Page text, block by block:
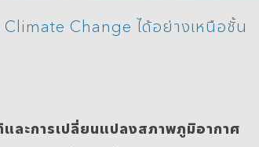
Change ได้อย่างเหนือชั้น
ละการเปลี่ยนแปลงสภาพภูมิอากาศ